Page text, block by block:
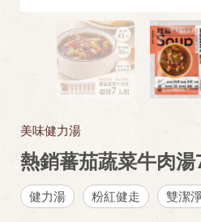
美味健力湯
熱銷蕃茄蔬菜牛肉湯
健力湯 粉紅健走 雙潔